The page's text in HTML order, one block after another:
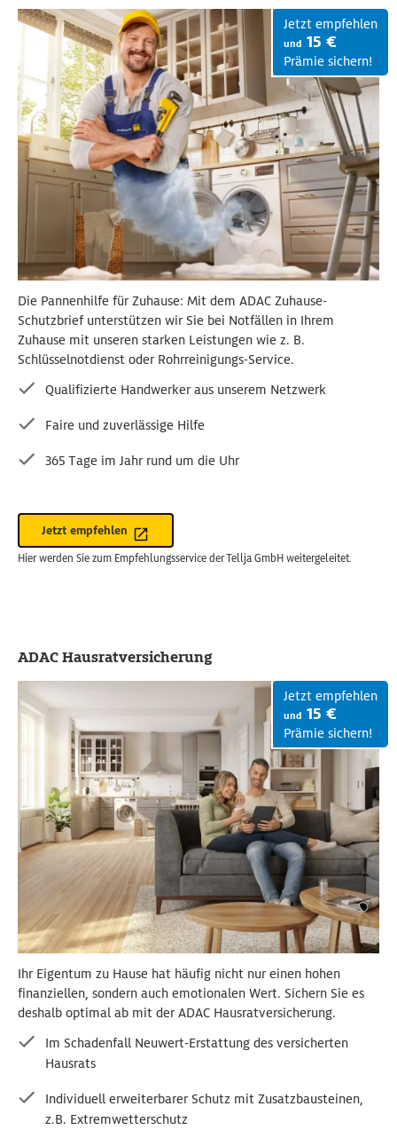
Jetzt empfehlen
und 15 €
Prämie sichern!
Die Pannenhilfe für Zuhause: Mit dem ADAC Zuhause-
Schutzbrief unterstützen wir Sie bei Notfällen in Ihrem
Zuhause mit unseren starken Leistungen wie z. B.
Schlüsselnotdienst oder Rohrreinigungs-Service.
Qualifizierte Handwerker aus unserem Netzwerk
Faire und zuverlässige Hilfe
365 Tage im Jahr rund um die Uhr
Jetzt empfehlen
Hier werden Sie zum Empfehlungsservice der Tellja GmbH weitergeleitet.
ADAC Hausratversicherung
Jetzt empfehlen
und 15 €
Prämie sichern!
Ihr Eigentum zu Hause hat häufig nicht nur einen hohen
finanziellen, sondern auch emotionalen Wert. Sichern Sie es
deshalb optimal ab mit der ADAC Hausratversicherung.
Im Schadenfall Neuwert-Erstattung des versicherten
Hausrats
Individuell erweiterbarer Schutz mit Zusatzbausteinen,
z.B. Extremwetterschutz